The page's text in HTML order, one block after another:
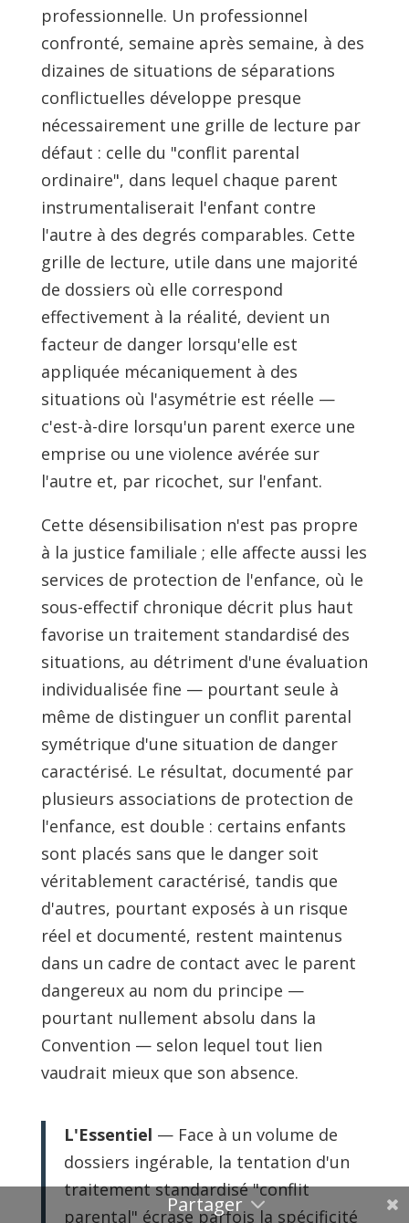
professionnelle. Un professionnel
confronté, semaine après semaine, à des
dizaines de situations de séparations
conflictuelles développe presque
nécessairement une grille de lecture par
défaut : celle du "conflit parental
ordinaire", dans lequel chaque parent
instrumentaliserait l'enfant contre
l'autre à des degrés comparables. Cette
grille de lecture, utile dans une majorité
de dossiers où elle correspond
effectivement à la réalité, devient un
facteur de danger lorsqu'elle est
appliquée mécaniquement à des
situations où l'asymétrie est réelle —
c'est-à-dire lorsqu'un parent exerce une
emprise ou une violence avérée sur
l'autre et, par ricochet, sur l'enfant.
Cette désensibilisation n'est pas propre
à la justice familiale ; elle affecte aussi les
services de protection de l'enfance, où le
sous-effectif chronique décrit plus haut
favorise un traitement standardisé des
situations, au détriment d'une évaluation
individualisée fine — pourtant seule à
même de distinguer un conflit parental
symétrique d'une situation de danger
caractérisé. Le résultat, documenté par
plusieurs associations de protection de
l'enfance, est double : certains enfants
sont placés sans que le danger soit
véritablement caractérisé, tandis que
d'autres, pourtant exposés à un risque
réel et documenté, restent maintenus
dans un cadre de contact avec le parent
dangereux au nom du principe —
pourtant nullement absolu dans la
Convention — selon lequel tout lien
vaudrait mieux que son absence.
L'Essentiel — Face à un volume de
dossiers ingérable, la tentation d'un
traitement standardisé "conflit
parental" écrase parfois la spécificité